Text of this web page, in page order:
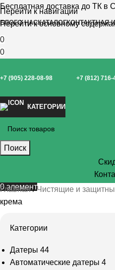
Перейти к навигации
Перейти к основному
Бесплатная доставка до ТК в
БЛОГО НАСКАТАЛОГКОНТАКТНАЯ
0
0
+7 (905) 228-08-98 +7 (812) 716-
КАТЕГОРИИ
Поиск
0элемент
Главная Чистящие и
крема
Категории
Датеры 44
Автоматические датеры 4